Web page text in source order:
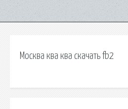
Москва ква ква скачать fb2